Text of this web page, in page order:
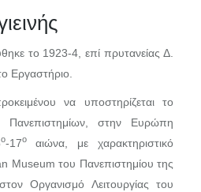
το 1923-4, επί πρυτανείας Δ.
Εργαστήριο.
να υποστηρίζεται το
Πανεπιστημίων, στην Ευρώπη
ο-17οαιώνα, με χαρακτηριστικό
Museum του Πανεπιστημίου της
Οργανισμό Λειτουργίας του